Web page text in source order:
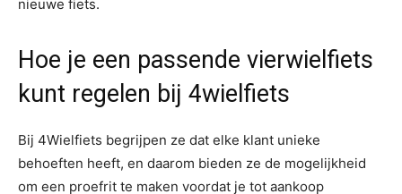
nieuwe fiets.
Hoe je een passende vierwielfiets
kunt regelen bij 4wielfiets
Bij 4Wielfiets begrijpen ze dat elke klant unieke
behoeften heeft, en daarom bieden ze de mogelijkheid
om een proefrit te maken voordat je tot aankoop